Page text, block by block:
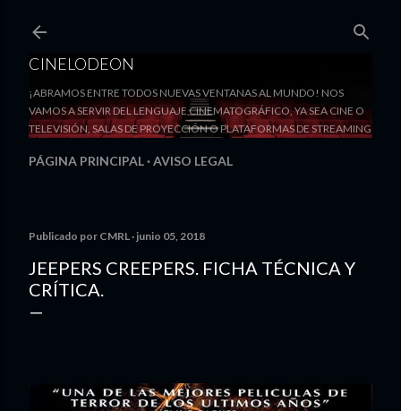
CINELODEON
¡ABRAMOS ENTRE TODOS NUEVAS VENTANAS AL MUNDO! NOS
VAMOS A SERVIR DEL LENGUAJE CINEMATOGRÁFICO, YA SEA CINE O
TELEVISIÓN, SALAS DE PROYECCIÓN O PLATAFORMAS DE STREAMING
PÁGINA PRINCIPAL AVISO LEGAL
Publicado por CMRL junio 05, 2018
JEEPERS CREEPERS. FICHA TÉCNICA Y
CRÍTICA.